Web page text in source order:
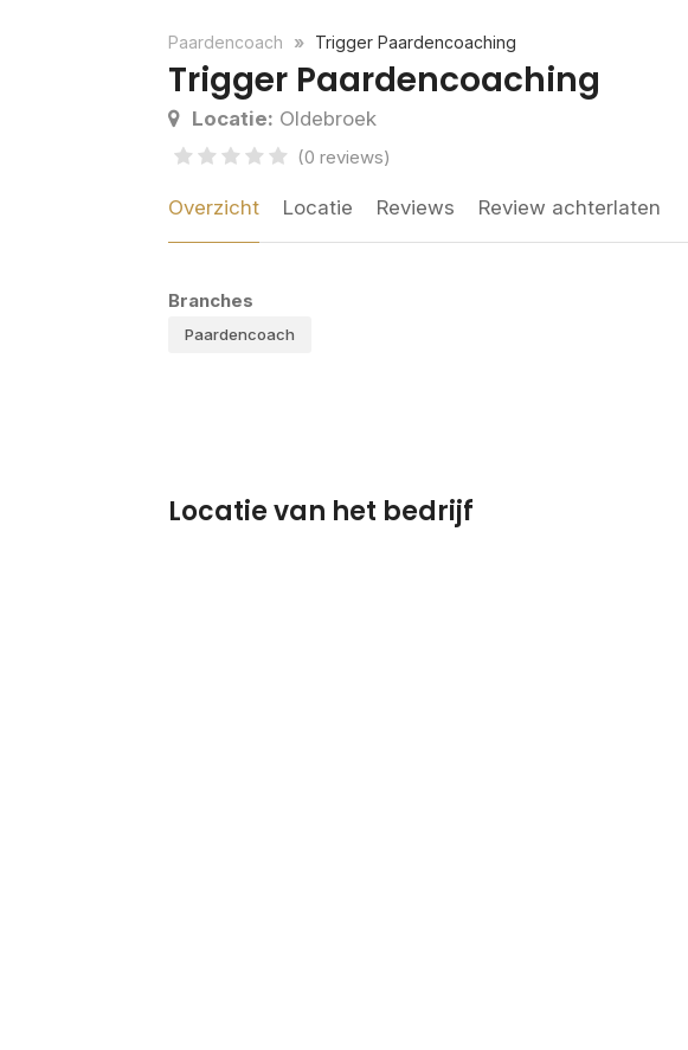
Paardencoach Trigger Paardencoaching
Trigger Paardencoaching
Locatie: Oldebroek
(0 reviews)
Overzicht Locatie Reviews Review achterlaten
Branches
Paardencoach
Locatie van het bedrijf